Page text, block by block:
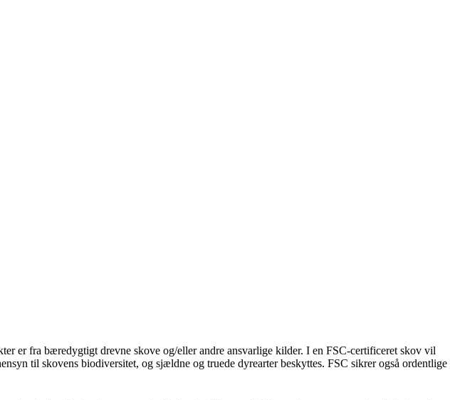
er fra bæredygtigt drevne skove og/eller andre ansvarlige kilder. I en FSC-certificeret skov vil
til skovens biodiversitet, og sjældne og truede dyrearter beskyttes. FSC sikrer også ordentlige